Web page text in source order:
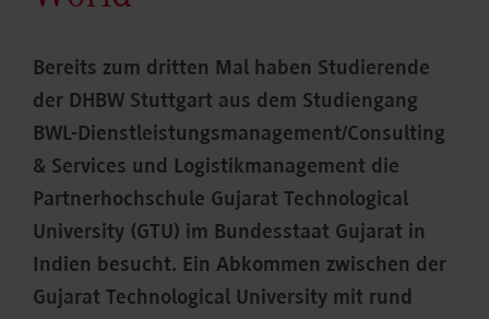
Bereits zum dritten Mal haben Studierende
der DHBW Stuttgart aus dem Studiengang
BWL-Dienstleistungsmanagement/Consulting
& Services und Logistikmanagement die
Partnerhochschule Gujarat Technological
University (GTU) im Bundesstaat Gujarat in
Indien besucht. Ein Abkommen zwischen der
Gujarat Technological University mit rund